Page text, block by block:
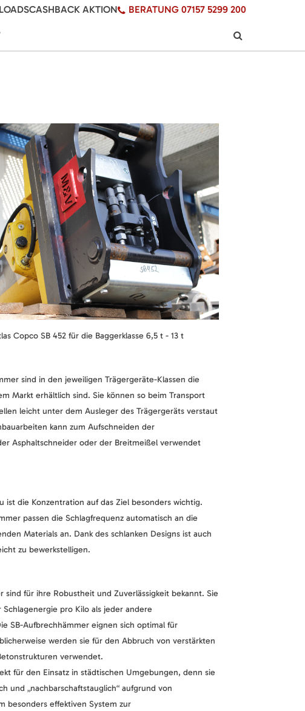
CASHBACK AKTION BERATUNG 07157 5299 200
Copco SB 452 für die Baggerklasse 6,5 t - 13 t
sind in den jeweiligen Trägergeräte-Klassen die
Markt erhältlich sind. Sie können so beim Transport
leicht unter dem Ausleger des Trägergeräts verstaut
kann zum Aufschneiden der
Asphaltschneider oder der Breitmeißel verwendet
ist die Konzentration auf das Ziel besonders wichtig.
passen die Schlagfrequenz automatisch an die
Materials an. Dank des schlanken Designs ist auch
zu bewerkstelligen.
sind für ihre Robustheit und Zuverlässigkeit bekannt. Sie
pro Kilo als jeder andere
SB-Aufbrechhämmer eignen sich optimal für
werden sie für den Abbruch von verstärkten
verwendet.
für den Einsatz in städtischen Umgebungen, denn sie
und „nachbarschaftstauglich“ aufgrund von
besonders effektiven System zur